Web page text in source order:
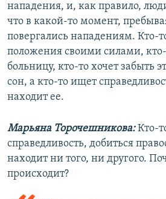
нападения, и, как правило,
что в какой-то момент,
повергались нападениям. Кто-
положения своими силами, кто-
больницу, кто-то хочет забыть
сон, а кто-то ищет
находит ее.
Марьяна Торочешникова:Кто-
справедливость, добиться
находит ни того, ни другого.
происходит?